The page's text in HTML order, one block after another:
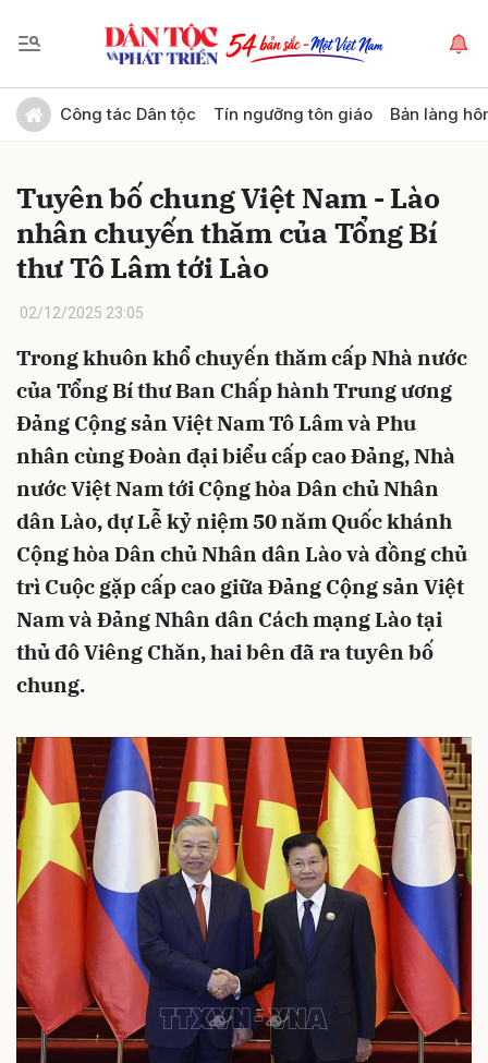
Công tác Dân tộc Tín ngưỡng tôn giáo Bản làng
Tuyên bố chung Việt Nam - Lào
nhân chuyến thăm của Tổng Bí
thư Tô Lâm tới Lào
02/12/2025 23:05
Trong khuôn khổ chuyến thăm cấp Nhà nước
của Tổng Bí thư Ban Chấp hành Trung ương
Đảng Cộng sản Việt Nam Tô Lâm và Phu
nhân cùng Đoàn đại biểu cấp cao Đảng, Nhà
nước Việt Nam tới Cộng hòa Dân chủ Nhân
dân Lào, dự Lễ kỷ niệm 50 năm Quốc khánh
Cộng hòa Dân chủ Nhân dân Lào và đồng chủ
trì Cuộc gặp cấp cao giữa Đảng Cộng sản Việt
Nam và Đảng Nhân dân Cách mạng Lào tại
thủ đô Viêng Chăn, hai bên đã ra tuyên bố
chung.
Gửi bình luận